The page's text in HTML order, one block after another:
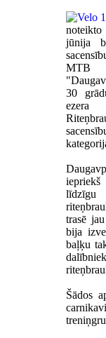
noteikto
jūnija
MTB
30
trasē
bija
baļķu
Šādos